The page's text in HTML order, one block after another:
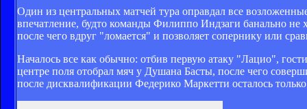
Один из центральных матчей тура оправдал все
впечатление, будто команды Филиппо Индзаги банально не
после чего вдруг "ломается" и позволяет сопернику или
Началось все как обычно: отбив первую атаку "Лацио",
центре поля отобрал мяч у Душана Басты, после чего
после дисквалификации Федерико Маркетти осталось